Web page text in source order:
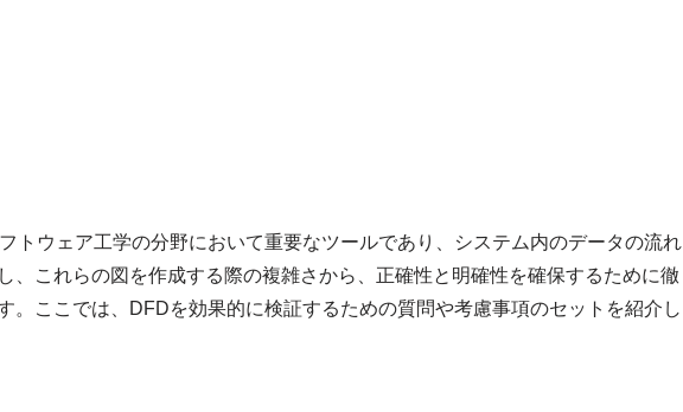
フトウェア工学の分野において重要なツールであり、システム内のデータの流れ
、これらの図を作成する際の複雑さから、正確性と明確性を確保するために徹
。ここでは、DFDを効果的に検証するための質問や考慮事項のセットを紹介し